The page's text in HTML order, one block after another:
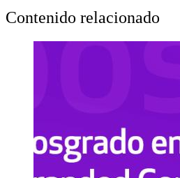
Contenido relacionado